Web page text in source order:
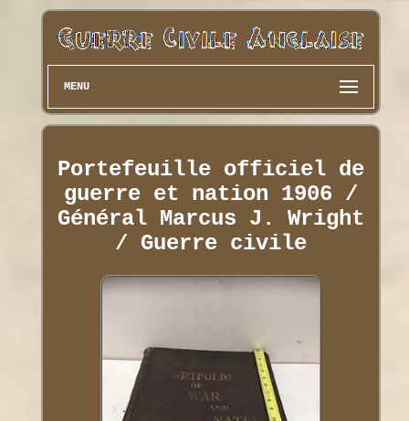
MENU
Portefeuille officiel de
guerre et nation 1906 /
Général Marcus J. Wright
/ Guerre civile